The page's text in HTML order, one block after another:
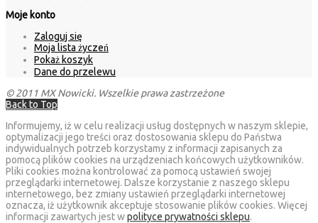
Moje konto
Zaloguj się
Moja lista życzeń
Pokaż koszyk
Dane do przelewu
© 2011 MX Nowicki. Wszelkie prawa zastrzeżone
Back to Top
Informujemy, iż w celu realizacji usług dostępnych w naszym sklepie,
optymalizacji jego treści oraz dostosowania sklepu do Państwa
indywidualnych potrzeb korzystamy z informacji zapisanych za
pomocą plików cookies na urządzeniach końcowych użytkowników.
Pliki cookies można kontrolować za pomocą ustawień swojej
przeglądarki internetowej. Dalsze korzystanie z naszego sklepu
internetowego, bez zmiany ustawień przeglądarki internetowej
oznacza, iż użytkownik akceptuje stosowanie plików cookies. Więcej
informacji zawartych jest wpolityce prywatności sklepu.